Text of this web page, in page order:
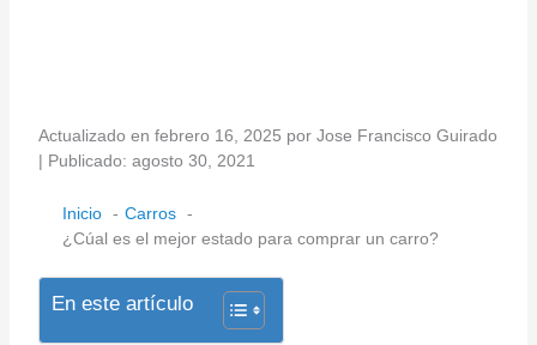
Actualizado en febrero 16, 2025 por Jose Francisco Guirado
| Publicado: agosto 30, 2021
Inicio
Carros
¿Cúal es el mejor estado para comprar un carro?
En este artículo